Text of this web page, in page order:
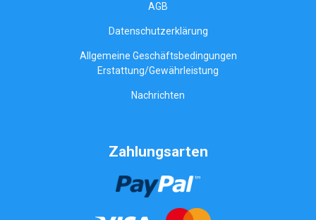
AGB
Datenschutzerklärung
Allgemeine Geschäftsbedingungen
Erstattung/Gewährleistung
Nachrichten
Zahlungsarten